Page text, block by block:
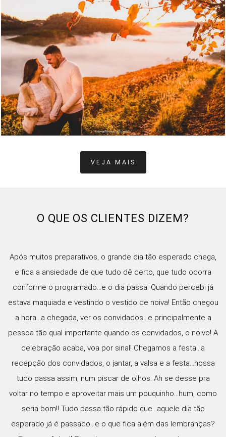
2052 42
VEJA MAIS
O QUE OS CLIENTES DIZEM?
Após muitos preparativos, o grande dia tão esperado chega,
e fica a ansiedade de que tudo dê certo, que tudo ocorra
conforme o programado...e o dia passa. Quando percebi já
estava maquiada e vestindo o vestido de noiva! Então chegou
a hora...a chegada, ver os convidados...e principalmente a
pessoa tão qual importante quando os convidados, o noivo! A
celebração acaba, voa por sinal! Chegamos a festa...a
recepção dos convidados, o jantar, a valsa e a festa...nossa
tudo passa assim, num piscar de olhos. Ah se desse pra
voltar no tempo e aproveitar mais um pouquinho...hum, como
seria bom!! Tudo passa tão rápido que...aquele dia tão
esperado já é passado...e o que fica além das lembranças?